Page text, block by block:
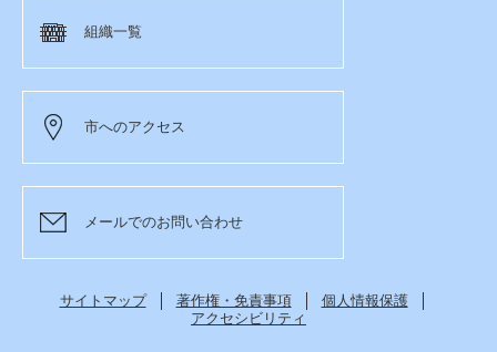
組織一覧
市へのアクセス
メールでのお問い合わせ
サイトマップ 著作権・免責事項
個人情報保護
アクセシビリティ